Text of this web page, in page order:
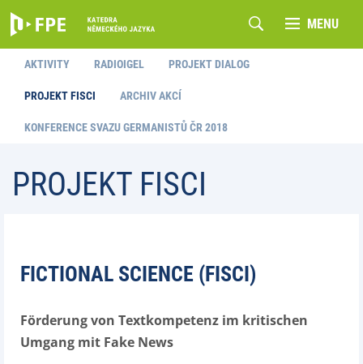
MENU
AKTIVITY RADIOIGEL PROJEKT DIALOG
PROJEKT FISCI ARCHIV AKCÍ
KONFERENCE SVAZU GERMANISTŮ ČR 2018
PROJEKT FISCI
FICTIONAL SCIENCE (FISCI)
Förderung von Textkompetenz im kritischen
Umgang mit Fake News